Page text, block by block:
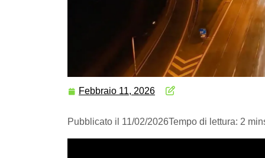
Febbraio 11, 2026
Pubblicato il 11/02/2026Tempo di lettura: 2